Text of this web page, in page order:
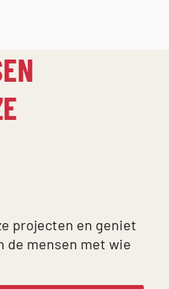
projecten en geniet
de mensen met wie